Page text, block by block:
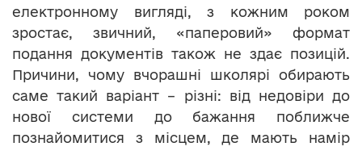
електронному вигляді, з кожним роком
зростає, звичний, «паперовий» формат
подання документів також не здає позицій.
Причини, чому вчорашні школярі обирають
саме такий варіант – різні: від недовіри до
нової системи до бажання поближче
познайомитися з місцем, де мають намір